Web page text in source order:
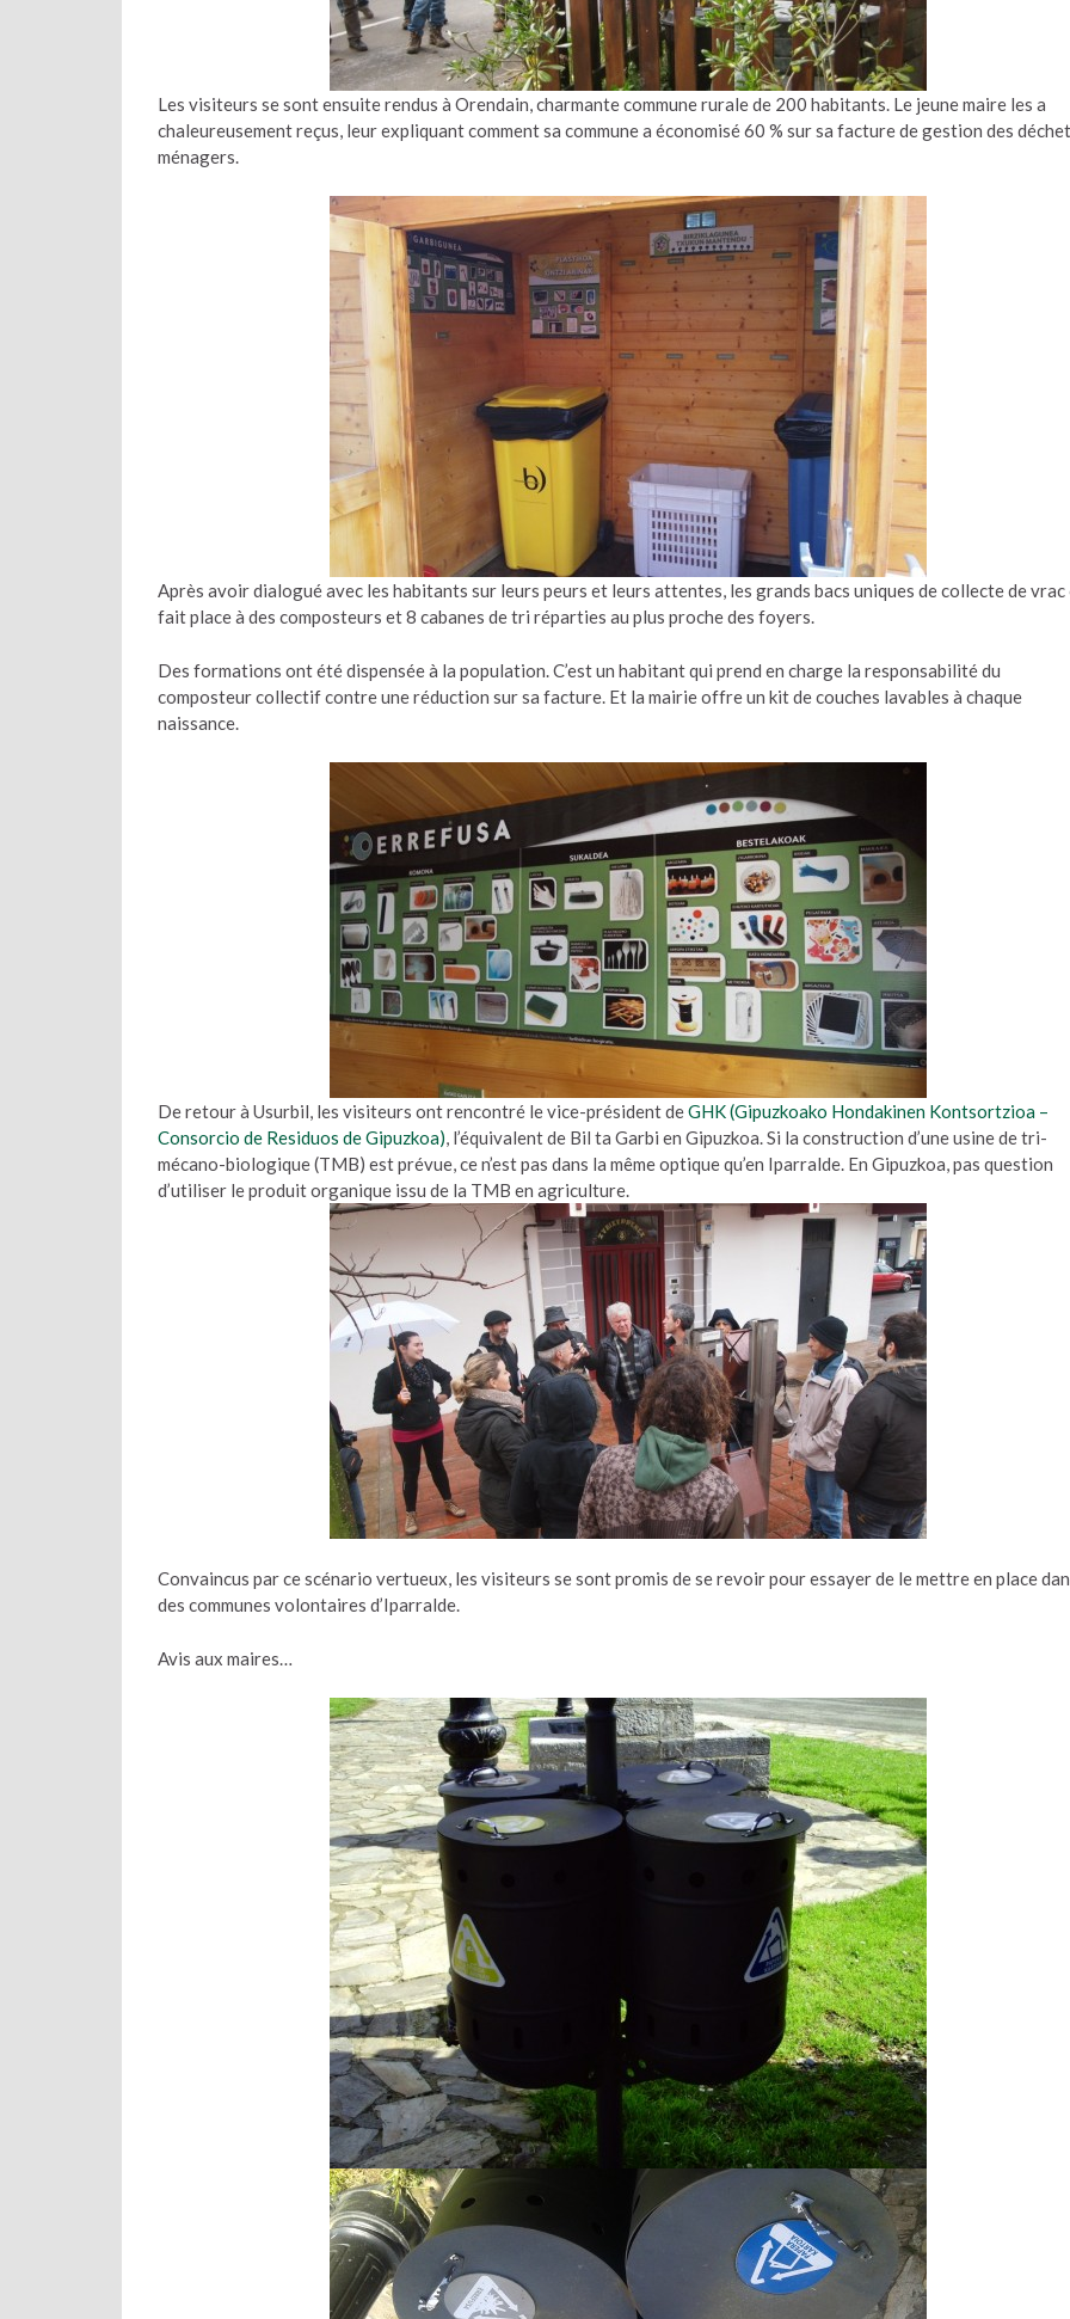
Les visiteurs se sont ensuite rendus à Orendain, charmante commune rurale de 200 habitants. Le jeune maire les a
chaleureusement reçus, leur expliquant comment sa commune a économisé 60 % sur sa facture de gestion des
ménagers.
Après avoir dialogué avec les habitants sur leurs peurs et leurs attentes, les grands bacs uniques de collecte de
fait place à des composteurs et 8 cabanes de tri réparties au plus proche des foyers.
Des formations ont été dispensée à la population. C’est un habitant qui prend en charge la responsabilité du
composteur collectif contre une réduction sur sa facture. Et la mairie offre un kit de couches lavables à chaque
naissance.
De retour à Usurbil, les visiteurs ont rencontré le vice-président deGHK (Gipuzkoako Hondakinen Kontsortzioa –
Consorcio de Residuos de Gipuzkoa), l’équivalent de Bil ta Garbi en Gipuzkoa. Si la construction d’une usine de tri-
mécano-biologique (TMB) est prévue, ce n’est pas dans la même optique qu’en Iparralde. En Gipuzkoa, pas question
d’utiliser le produit organique issu de la TMB en agriculture.
Convaincus par ce scénario vertueux, les visiteurs se sont promis de se revoir pour essayer de le mettre en place
des communes volontaires d’Iparralde.
Avis aux maires…